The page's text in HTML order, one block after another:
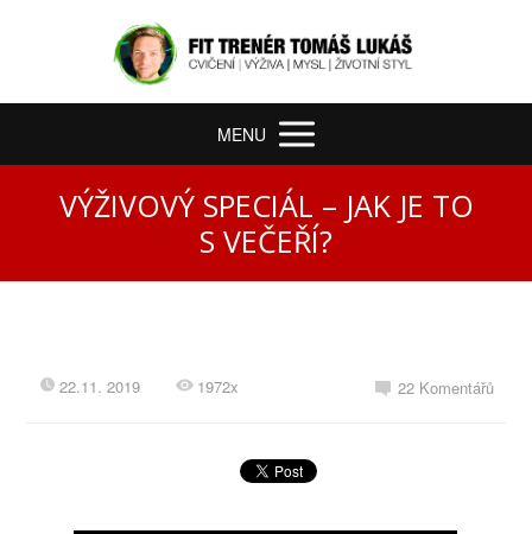
MENU
VÝŽIVOVÝ SPECIÁL – JAK JE TO
S VEČEŘÍ?
22.11. 2019 1972x 22 Komentářů